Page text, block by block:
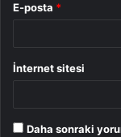
E-posta *
İnternet sitesi
Daha sonraki